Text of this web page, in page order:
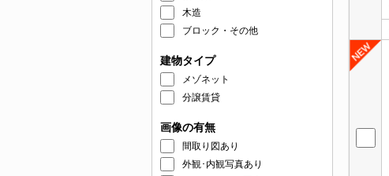
木造
ブロック・その他
建物タイプ
メゾネット
分譲賃貸
画像の有無
間取り図あり
外観･内観写真あり